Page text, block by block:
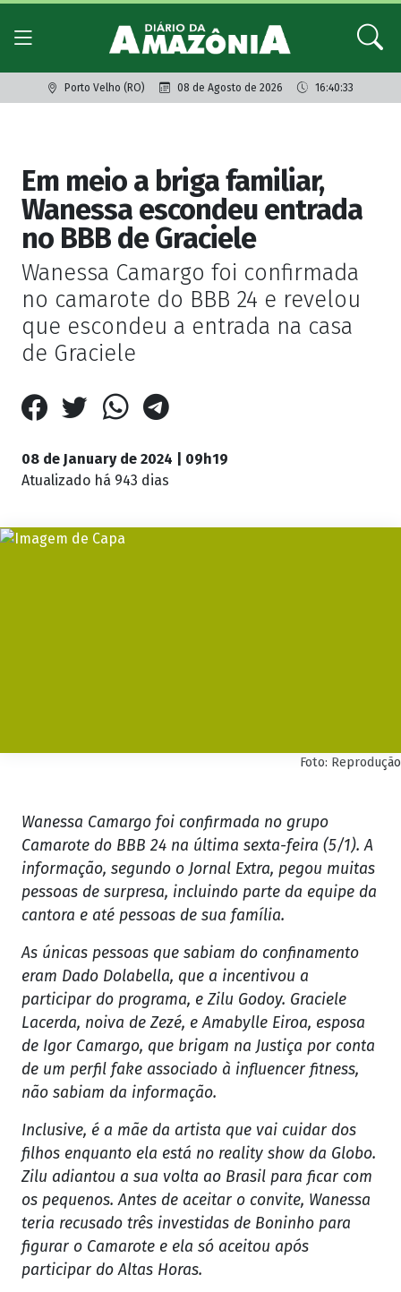
Porto Velho (RO) 08 de Agosto de 2026 16:40:33
Em meio a briga familiar,
Wanessa escondeu entrada
no BBB de Graciele
Wanessa Camargo foi confirmada
no camarote do BBB 24 e revelou
que escondeu a entrada na casa
de Graciele
08 de January de 2024 | 09h19
Atualizado há 943 dias
Foto: Reprodução
Wanessa Camargo foi confirmada no grupo
Camarote do BBB 24 na última sexta-feira (5/1). A
informação, segundo o Jornal Extra, pegou muitas
pessoas de surpresa, incluindo parte da equipe da
cantora e até pessoas de sua família.
As únicas pessoas que sabiam do confinamento
eram Dado Dolabella, que a incentivou a
participar do programa, e Zilu Godoy. Graciele
Lacerda, noiva de Zezé, e Amabylle Eiroa, esposa
de Igor Camargo, que brigam na Justiça por conta
de um perfil fake associado à influencer fitness,
não sabiam da informação.
Inclusive, é a mãe da artista que vai cuidar dos
filhos enquanto ela está no reality show da Globo.
Zilu adiantou a sua volta ao Brasil para ficar com
os pequenos. Antes de aceitar o convite, Wanessa
teria recusado três investidas de Boninho para
figurar o Camarote e ela só aceitou após
participar do Altas Horas.